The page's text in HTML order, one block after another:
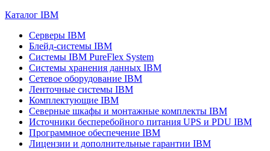
Каталог IBM
Серверы IBM
Блейд-системы IBM
Системы IBM PureFlex System
Системы хранения данных IBM
Сетевое оборудование IBM
Ленточные системы IBM
Комплектующие IBM
Северные шкафы и монтажные комплекты IBM
Источники бесперебойного питания UPS и PDU IBM
Программное обеспечение IBM
Лицензии и дополнительные гарантии IBM